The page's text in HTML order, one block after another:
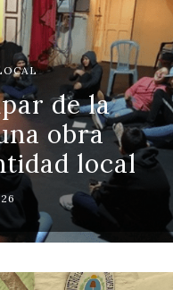
de la
obra
local